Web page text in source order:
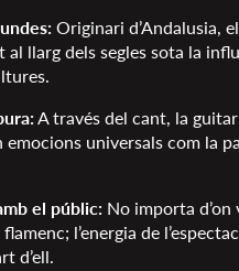
Originari d’Andalusia,
al llarg dels segles sota la
A través del cant, la
universals com la
el públic: No importa d’on
l’energia de
d’ell.